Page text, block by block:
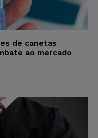
de canetas
ao mercado